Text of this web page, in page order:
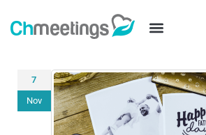
7
Nov